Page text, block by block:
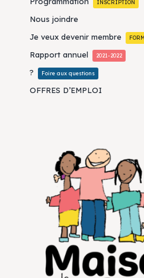
INSCRIPTION
Nous joindre
Je veux devenir membre
Rapport annuel 2021-2022
? Foire aux questions
OFFRES D’EMPLOI